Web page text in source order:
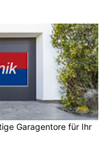
Garagentore für Ihr